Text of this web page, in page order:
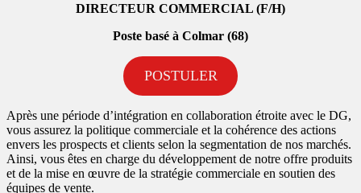
DIRECTEUR COMMERCIAL (F/H)
Poste basé à Colmar (68)
POSTULER
Après une période d’intégration en collaboration étroite avec le DG,
vous assurez la politique commerciale et la cohérence des actions
envers les prospects et clients selon la segmentation de nos marchés.
Ainsi, vous êtes en charge du développement de notre offre produits
et de la mise en œuvre de la stratégie commerciale en soutien des
équipes de vente.